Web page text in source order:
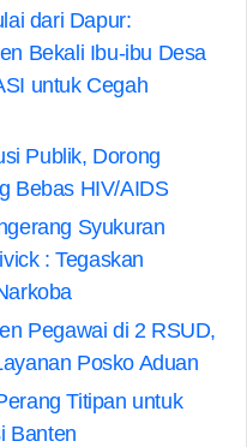
dari Dapur:
Bekali Ibu-ibu Desa
untuk Cegah
Publik, Dorong
Bebas HIV/AIDS
Syukuran
: Tegaskan
Pegawai di 2 RSUD,
Posko Aduan
Titipan untuk
Banten